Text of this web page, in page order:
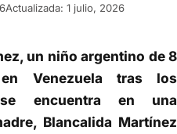
Actualizada: 1 julio, 2026
un niño argentino de 8
Venezuela tras los
encuentra en una
Blancalida Martínez